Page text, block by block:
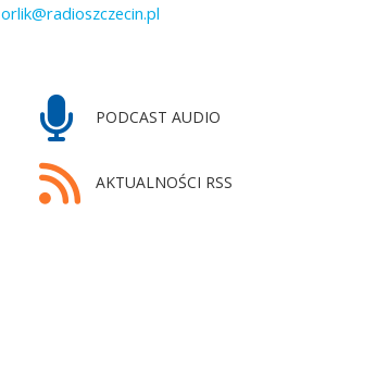
orlik@radioszczecin.pl
PODCAST AUDIO
AKTUALNOŚCI RSS